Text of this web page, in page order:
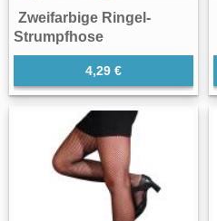
Zweifarbige Ringel-
Strumpfhose
4,29 €